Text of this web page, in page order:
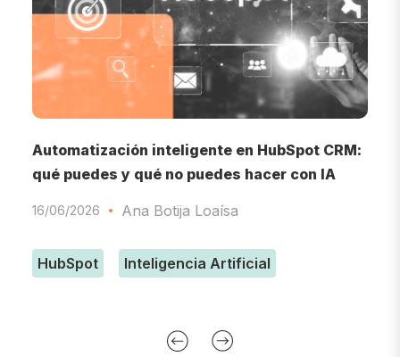
Automatización inteligente en HubSpot CRM:
qué puedes y qué no puedes hacer con IA
16/06/2026 Ana Botija Loaísa
HubSpot Inteligencia Artificial